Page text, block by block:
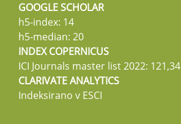
GOOGLE SCHOLAR
h5-index: 14
h5-median: 20
INDEX COPERNICUS
ICI Journals master list 2022: 121,34
CLARIVATE ANALYTICS
Indeksirano v ESCI